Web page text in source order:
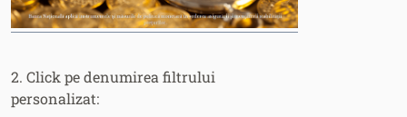
2. Click pe denumirea filtrului
personalizat: